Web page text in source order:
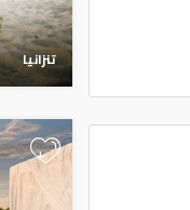
تنزانيا
+